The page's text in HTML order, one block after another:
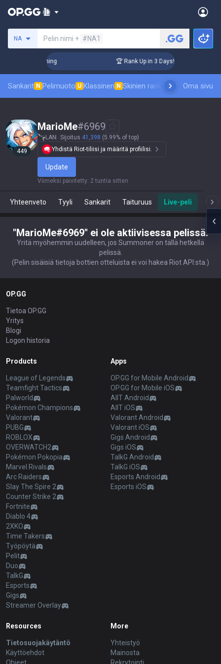
NA Pelin nimi + #NA1
Coaching 🏆 Rank Up in 3 Days! Challenger
Sankarit N Pelimuoto U Klassinen N Skinien rankingTulostaulukot
Oma sivu
449
MarioMe#6969
LAN Sijoitus 41,398 (5.99% of top)
Yhdistä Riot-tiliisi ja määritä profiilisi.
Update
Viimeksi päivitetty: 2 tuntia sitten
Yhteenveto Tyyli Sankarit Taituruus Live-peli
"MarioMe#6969" ei ole aktiivisessa pelissä.
Yritä myöhemmin uudelleen, jos Summoner on tällä hetkellä
pelissä.
(Pelin sisäisiä tietoja bottien otteluista ei voi hakea Riot API:sta.)
OP.GG
Tietoa OP.GG
Yritys
Blogi
Logon historia
Products
League of Legends
Teamfight Tactics
Palworld
Pokémon Champions
Valorant
PUBG
ROBLOX
OVERWATCH2
Pokémon Pokopia
Marvel Rivals
Arc Raiders
Slay The Spire 2
Counter Strike 2
Fortnite
Diablo 4
2XKO
Time Takers
Työpöytä
Pelit
Duo
TalkG
Esports
Gigs
Streamer Overlay
Apps
OP.GG for Mobile Android
OP.GG for Mobile iOS
AllT Android
AllT iOS
Valorant Android
Valorant iOS
Gigs Android
Gigs iOS
TalkG Android
TalkG iOS
Esports Android
Esports iOS
Resources
Tietosuojakäytäntö
Käyttöehdot
More
Yhteistyö
Mainosta